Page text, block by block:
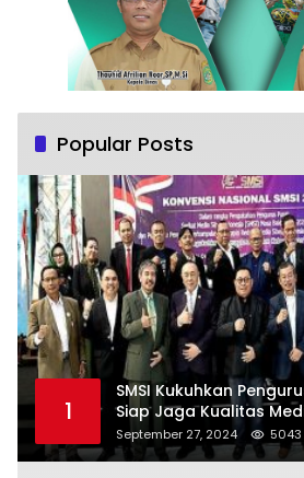
Popular Posts
1
SMSI Kukuhkan
Siap Jaga Kualitas
Indonesia
September 27, 2024 5043